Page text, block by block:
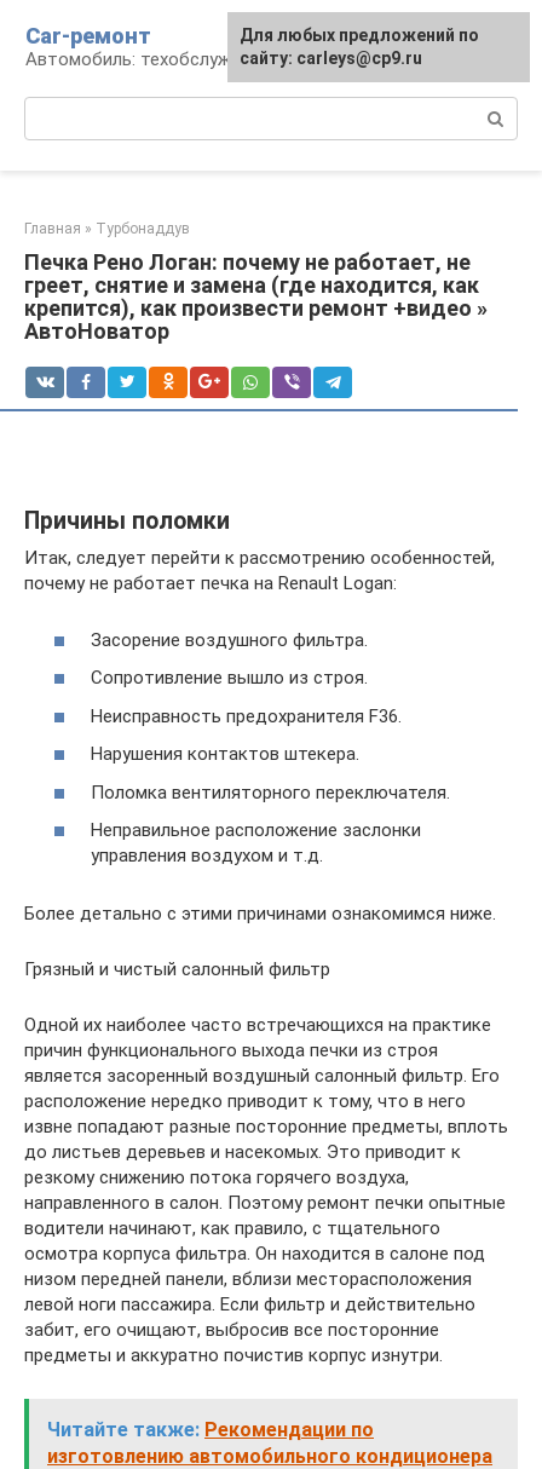
контенту
Car-ремонт
Автомобиль: техобслуживание и ремонт
Главная » Турбонаддув
Печка Рено Логан: почему не работает, не
греет, снятие и замена (где находится, как
крепится), как произвести ремонт +видео »
АвтоНоватор
Причины поломки
Итак, следует перейти к рассмотрению особенностей,
почему не работает печка на Renault Logan:
Засорение воздушного фильтра.
Сопротивление вышло из строя.
Неисправность предохранителя F36.
Нарушения контактов штекера.
Поломка вентиляторного переключателя.
Неправильное расположение заслонки
управления воздухом и т.д.
Более детально с этими причинами ознакомимся ниже.
Грязный и чистый салонный фильтр
Одной их наиболее часто встречающихся на практике
причин функционального выхода печки из строя
является засоренный воздушный салонный фильтр. Его
расположение нередко приводит к тому, что в него
извне попадают разные посторонние предметы, вплоть
до листьев деревьев и насекомых. Это приводит к
резкому снижению потока горячего воздуха,
направленного в салон. Поэтому ремонт печки опытные
водители начинают, как правило, с тщательного
осмотра корпуса фильтра. Он находится в салоне под
низом передней панели, вблизи месторасположения
левой ноги пассажира. Если фильтр и действительно
забит, его очищают, выбросив все посторонние
предметы и аккуратно почистив корпус изнутри.
Читайте также: Рекомендации по
изготовлению автомобильного кондиционера
Для любых предложений по
сайту: carleys@cp9.ru